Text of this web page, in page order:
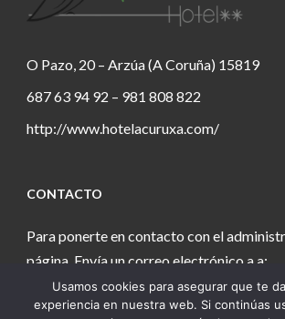
O Pazo, 20 – Arzúa (A Coruña) 15819
687 63 94 92 – 981 808 822
http://www.hotelacuruxa.com/
CONTACTO
Para ponerte en contacto con el
página. Envía un correo electrónico a a:
estanochetecuento@gmail.com
Usamos cookies para asegurar que te
experiencia en nuestra web. Si continúas